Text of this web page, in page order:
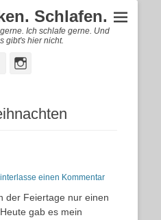
Schlafen.
Ich schlafe gerne. Und
gibt's hier nicht.
FacebookInstagram
einen Kommentar
der Feiertage nur einen
gab es mein